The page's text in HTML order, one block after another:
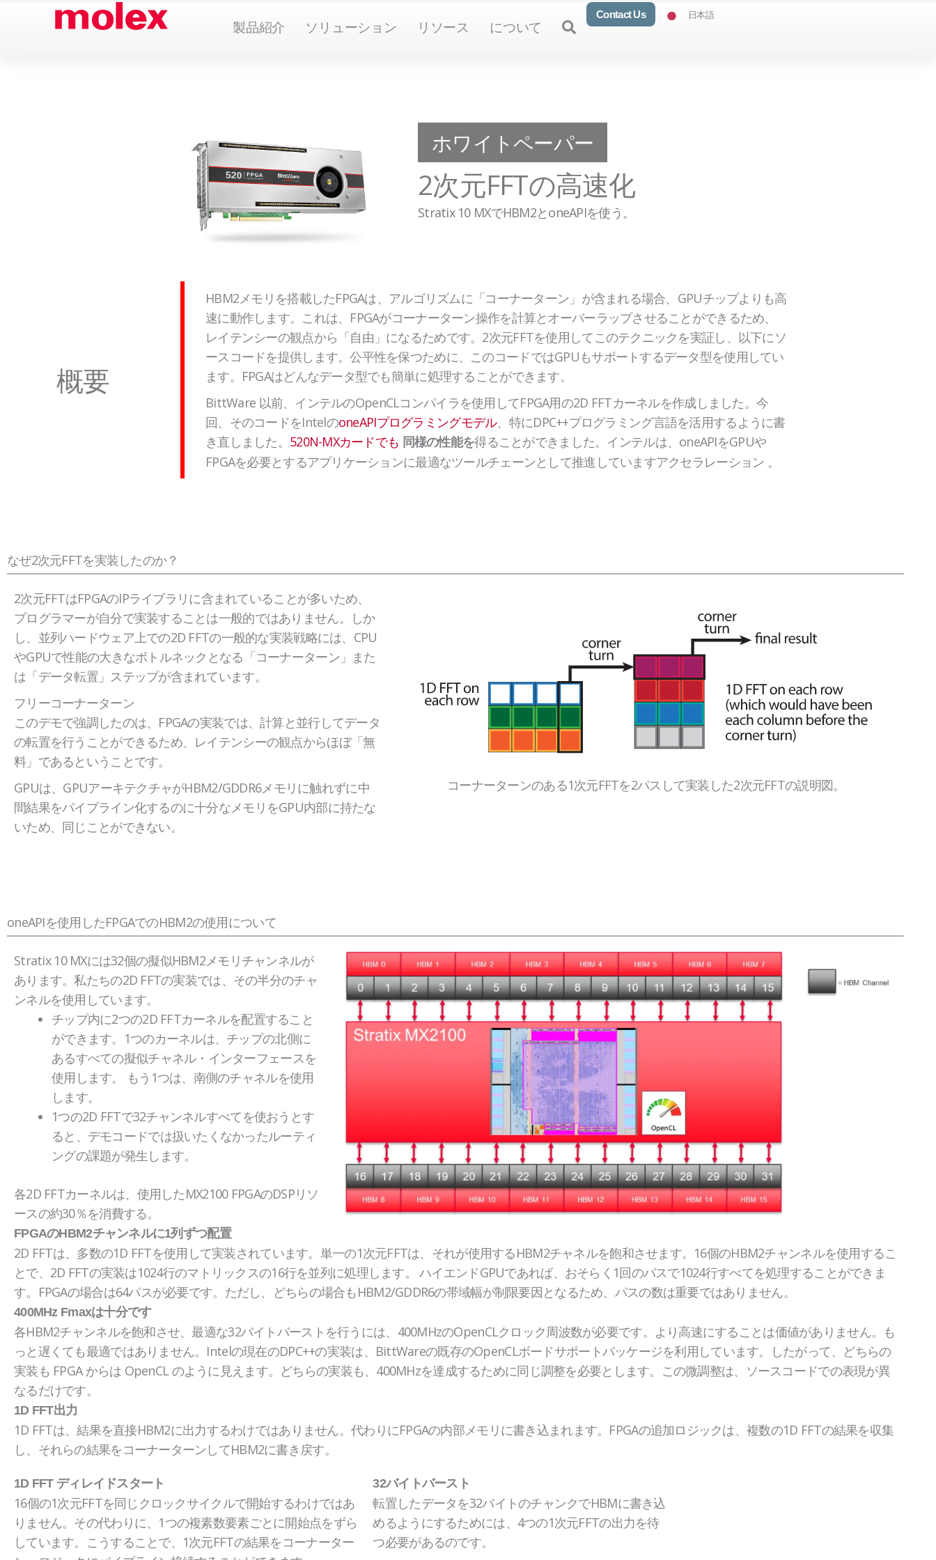
製品紹介 Open Products
ソリューション Open Solutions
リソース Open Resources
について Open About
Open
Contact Us 日本語
ホワイトペーパー
2次元FFTの高速化
Stratix 10 MXでHBM2とoneAPIを使う。
概要
HBM2メモリを搭載したFPGAは、アルゴリズムに「コーナーターン」が含まれる場合、GPUチップよりも高
速に動作します。これは、FPGAがコーナーターン操作を計算とオーバーラップさせることができるため、
レイテンシーの観点から「自由」になるためです。2次元FFTを使用してこのテクニックを実証し、以下にソ
ースコードを提供します。公平性を保つために、このコードではGPUもサポートするデータ型を使用してい
ます。FPGAはどんなデータ型でも簡単に処理することができます。
BittWare 以前、インテルのOpenCLコンパイラを使用してFPGA用の2D FFTカーネルを作成しました。今
回、そのコードをIntelのoneAPIプログラミングモデル、特にDPC++プログラミング言語を活用するように書
き直しました。 520N-MXカードでも 同様の性能を得ることができました。インテルは、oneAPIをGPUや
FPGAを必要とするアプリケーションに最適なツールチェーンとして推進していますアクセラレーション 。
なぜ2次元FFTを実装したのか？
2次元FFTはFPGAのIPライブラリに含まれていることが多いため、
プログラマーが自分で実装することは一般的ではありません。しか
し、並列ハードウェア上での2D FFTの一般的な実装戦略には、CPU
やGPUで性能の大きなボトルネックとなる「コーナーターン」また
は「データ転置」ステップが含まれています。
フリーコーナーターン
このデモで強調したのは、FPGAの実装では、計算と並行してデータ
の転置を行うことができるため、レイテンシーの観点からほぼ「無
料」であるということです。
GPUは、GPUアーキテクチャがHBM2/GDDR6メモリに触れずに中
間結果をパイプライン化するのに十分なメモリをGPU内部に持たな
いため、同じことができない。
コーナーターンのある1次元FFTを2パスして実装した2次元FFTの説明図。
oneAPIを使用したFPGAでのHBM2の使用について
Stratix 10 MXには32個の擬似HBM2メモリチャンネルが
あります。私たちの2D FFTの実装では、その半分のチャ
ンネルを使用しています。
チップ内に2つの2D FFTカーネルを配置すること
ができます。1つのカーネルは、チップの北側に
あるすべての擬似チャネル・インターフェースを
使用します。 もう1つは、南側のチャネルを使用
します。
1つの2D FFTで32チャンネルすべてを使おうとす
ると、デモコードでは扱いたくなかったルーティ
ングの課題が発生します。
各2D FFTカーネルは、使用したMX2100 FPGAのDSPリソ
ースの約30％を消費する。
FPGAのHBM2チャンネルに1列ずつ配置
2D FFTは、多数の1D FFTを使用して実装されています。単一の1次元FFTは、それが使用するHBM2チャネルを飽和させます。16個のHBM2チャンネルを使用するこ
とで、2D FFTの実装は1024行のマトリックスの16行を並列に処理します。 ハイエンドGPUであれば、おそらく1回のパスで1024行すべてを処理することができま
す。FPGAの場合は64パスが必要です。ただし、どちらの場合もHBM2/GDDR6の帯域幅が制限要因となるため、パスの数は重要ではありません。
400MHz Fmaxは十分です
各HBM2チャンネルを飽和させ、最適な32バイトバーストを行うには、400MHzのOpenCLクロック周波数が必要です。より高速にすることは価値がありません。も
っと遅くても最適ではありません。Intelの現在のDPC++の実装は、BittWareの既存のOpenCLボードサポートパッケージを利用しています。したがって、どちらの
実装も FPGA からは OpenCL のように見えます。どちらの実装も、400MHzを達成するために同じ調整を必要とします。この微調整は、ソースコードでの表現が異
なるだけです。
1D FFT出力
1D FFTは、結果を直接HBM2に出力するわけではありません。代わりにFPGAの内部メモリに書き込まれます。FPGAの追加ロジックは、複数の1D FFTの結果を収集
し、それらの結果をコーナーターンしてHBM2に書き戻す。
1D FFT ディレイドスタート
16個の1次元FFTを同じクロックサイクルで開始するわけではあ
りません。その代わりに、1つの複素数要素ごとに開始点をずら
しています。こうすることで、1次元FFTの結果をコーナーター
32バイトバースト
転置したデータを32バイトのチャンクでHBMに書き込
めるようにするためには、4つの1次元FFTの出力を待
つ必要があるのです。